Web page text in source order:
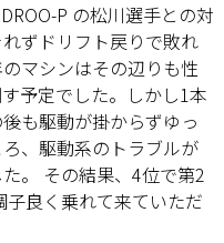
P の松川選手との対
ずドリフト戻りで敗れ
マシンはその辺りも性
予定でした。しかし1本
も駆動が掛からずゆっ
、駆動系のトラブルが
。 その結果、4位で第2
良く乗れて来ていただ